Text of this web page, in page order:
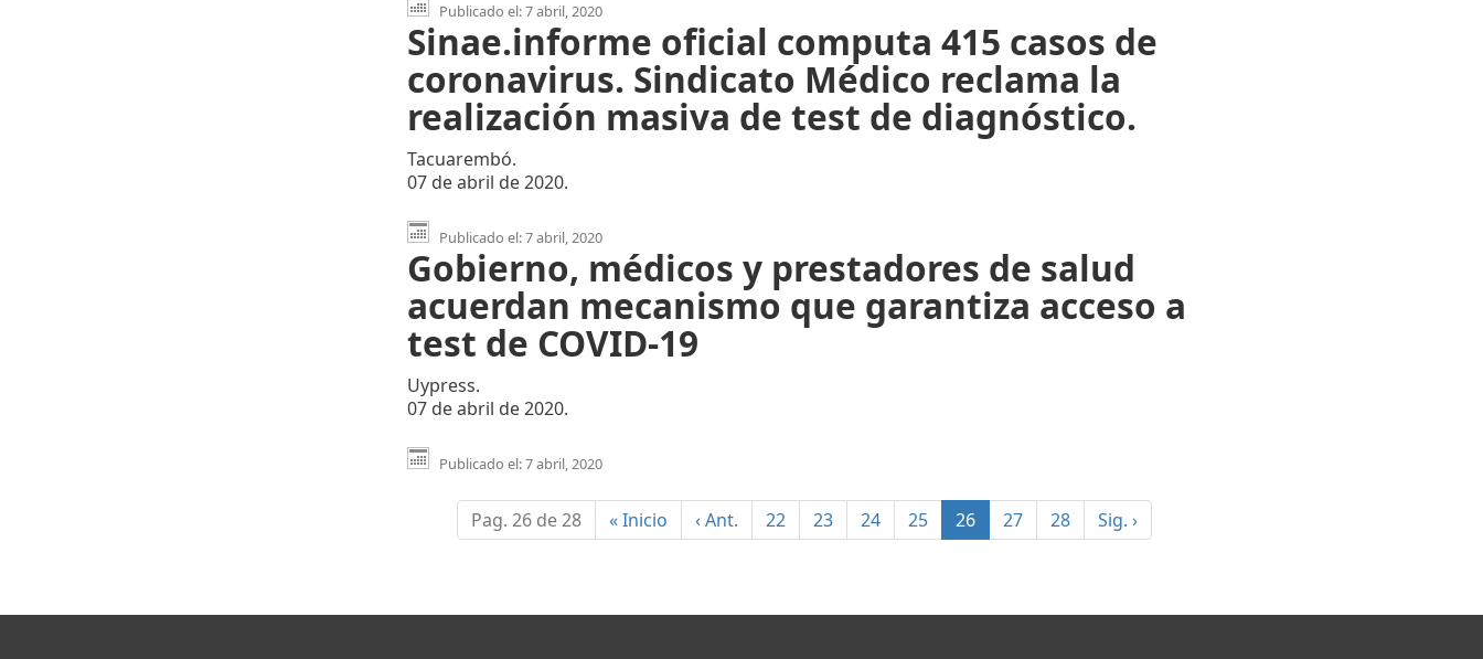
Publicado el: 7 abril, 2020
Sinae.informe oficial computa 415 casos de
coronavirus. Sindicato Médico reclama la
realización masiva de test de diagnóstico.
Tacuarembó.
07 de abril de 2020.
Publicado el: 7 abril, 2020
Gobierno, médicos y prestadores de salud
acuerdan mecanismo que garantiza acceso a
test de COVID-19
Uypress.
07 de abril de 2020.
Publicado el: 7 abril, 2020
Pag. 26 de 28 «Inicio ‹ Ant. 22 23 24 25 26(current)
27 28 Sig. ›